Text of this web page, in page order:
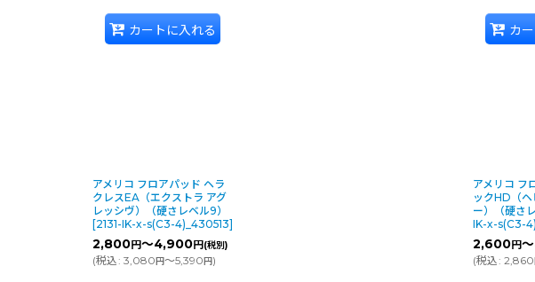
い汚れやスカッフマークの除去に適しています。800rpmまでのマシンで使用可能です。
カートに入れる カ
アメリコ フロアパッド ヘラ
クレスEA（エクストラ アグ
レッシヴ）（硬さレベル9）
[2131-IK-x-s(C3-4)_430513]
2,800円～4,900円 (税別)
(税込: 3,080 円～5,390 円)
アメリコ フ
ックHD（ヘ
ー）（硬さ
IK-x-s(C3-
2,600円
(税込: 2,860